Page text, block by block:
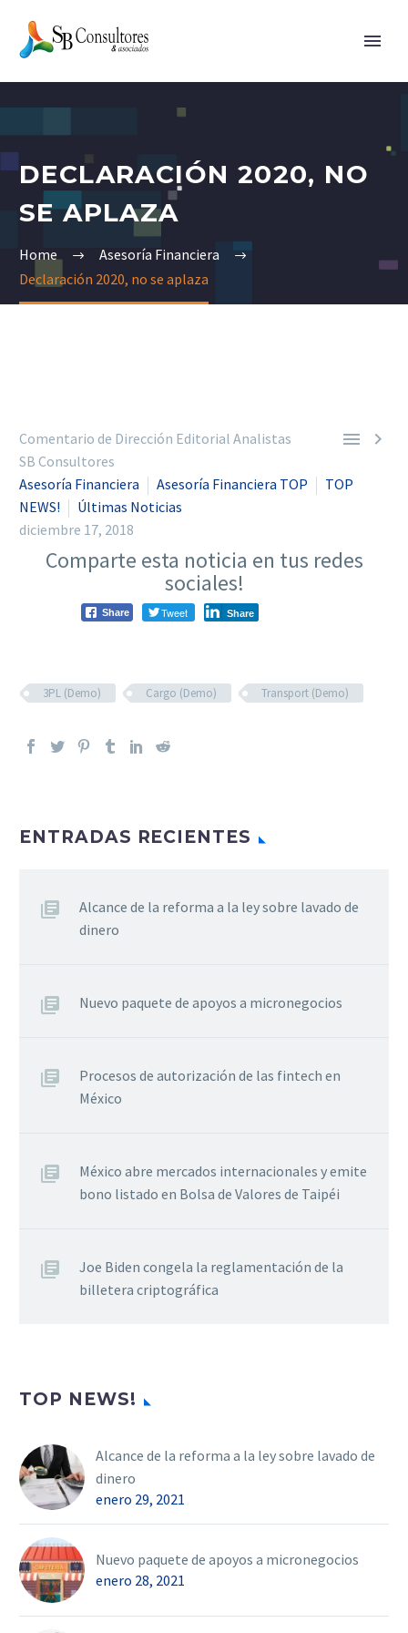
DECLARACIÓN 2020, NO
SE APLAZA
Home
Asesoría Financiera
Declaración 2020, no se aplaza
 
Comentario de Dirección Editorial Analistas
SB Consultores
Asesoría Financiera
Asesoría Financiera TOP
TOP
NEWS!
Últimas Noticias
diciembre 17, 2018
Comparte esta noticia en tus redes
sociales!
Share Tweet Share
3PL (Demo) Cargo (Demo) Transport (Demo)
ENTRADAS RECIENTES
Alcance de la reforma a la ley sobre lavado de
dinero
Nuevo paquete de apoyos a micronegocios
Procesos de autorización de las fintech en
México
México abre mercados internacionales y emite
bono listado en Bolsa de Valores de Taipéi
Joe Biden congela la reglamentación de la
billetera criptográfica
TOP NEWS!
Alcance de la reforma a la ley sobre lavado de
dinero
enero 29, 2021
Nuevo paquete de apoyos a micronegocios
enero 28, 2021